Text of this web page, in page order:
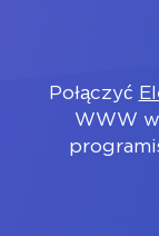
Połączyć
WWW